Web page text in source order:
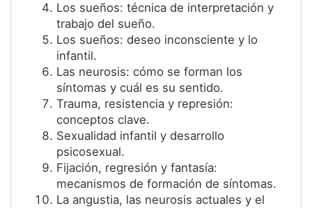
Los sueños: técnica de interpretación y
trabajo del sueño.
Los sueños: deseo inconsciente y lo
infantil.
Las neurosis: cómo se forman los
síntomas y cuál es su sentido.
Trauma, resistencia y represión:
conceptos clave.
Sexualidad infantil y desarrollo
psicosexual.
Fijación, regresión y fantasía:
mecanismos de formación de síntomas.
La angustia, las neurosis actuales y el